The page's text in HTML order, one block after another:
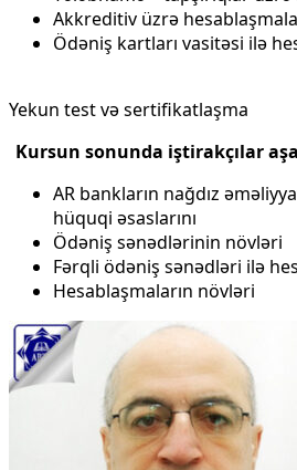
Akkreditiv üzrə
Ödəniş kartları vasitəsi ilə
Yekun test və sertifikatlaşma
Kursun sonunda iştirakçılar
AR bankların nağdız
hüquqi əsaslarını
Ödəniş sənədlərinin növləri
Fərqli ödəniş sənədləri ilə
Hesablaşmaların növləri